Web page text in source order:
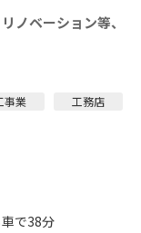
ノベーション等、
事業
工務店
で38分